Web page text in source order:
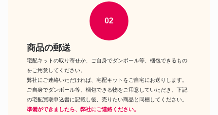
グルーヴ プーリップ クイーンセ
レニティ
02
商品の郵送
宅配キットの取り寄せか、ご自身でダンボール等、梱包できるもの
をご用意してください。
弊社にご連絡いただければ、宅配キットをご自宅にお送りします。
ご自身でダンボール等、梱包できる物をご用意していただき、下記
の宅配買取申込書に記載し後、売りたい商品と同梱してください。
準備ができましたら、弊社にご連絡ください。